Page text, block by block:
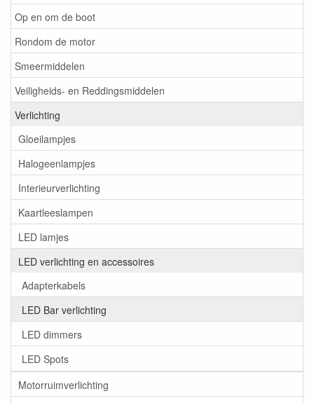
Op en om de boot
Rondom de motor
Smeermiddelen
Veiligheids- en Reddingsmiddelen
Verlichting
Gloeilampjes
Halogeenlampjes
Interieurverlichting
Kaartleeslampen
LED lamjes
LED verlichting en accessoires
Adapterkabels
LED Bar verlichting
LED dimmers
LED Spots
Motorruimverlichting